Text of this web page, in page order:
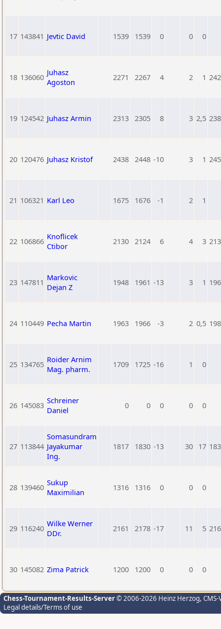
17 143841 Jevtic David 1539 1539 0 0 0
18 136060 Juhasz
Agoston
2271 2267 4 2 1
19 124542 Juhasz Armin 2313 2305 8 3 2,5
20 120476 Juhasz Kristof 2438 2448 -10 3 1
21 106321 Karl Leo 1675 1676 -1 2 1
22 106866 Knoflicek
Ctibor
2130 2124 6 4 3
23 147811 Markovic
Dejan Z
1948 1961 -13 3 1
24 110449 Pecha Martin 1963 1966 -3 2 0,5
25 134765 Roider Arnim
Mag. pharm.
1709 1725 -16 1 0
26 145083 Schreiner
Daniel
0 0 0 0 0
27 113844
Somasundram
Jayakumar
Ing.
1817 1830 -13 30 17
28 139460 Sukup
Maximilian
1316 1316 0 0 0
29 116240 Wilke Werner
DDr.
2161 2178 -17 11 5
30 145082 Zima Patrick 1200 1200 0 0 0
Chess-Tournament-Results-Server© 2006-2026 Heinz Herzog,
Legal details/Terms of use